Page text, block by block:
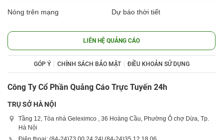
Nóng trên mạng Dự báo thời tiết
LIÊN HỆ QUẢNG CÁO
GÓP Ý CHÍNH SÁCH BẢO MẬT ĐIỀU KHOẢN SỬ DỤNG
Công Ty Cổ Phần Quảng Cáo Trực Tuyến 24h
TRỤ SỞ HÀ NỘI
Tầng 12, Tòa nhà Geleximco , 36 Hoàng Cầu, Phường Ô chợ Dừa, Tp.
Hà Nội